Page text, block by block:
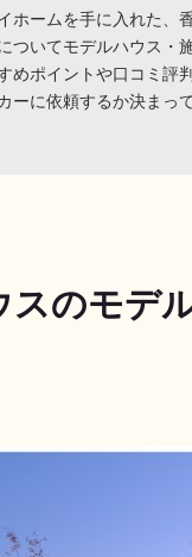
ホームを手に入れた、
ついてモデルハウス・
めポイントや口コミ評
ーに依頼するか決まっ
のモデ